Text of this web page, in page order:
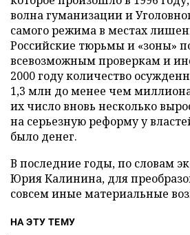
волна гуманизации и
самого режима в местах
Российские тюрьмы и «зоны»
всевозможным проверкам и
2000 году количество
1,3 млн до менее чем
их число вновь несколько
на серьезную реформу у
было денег.
В последние годы, по словам
Юрия Калинина, для
совсем иные материальные
НА ЭТУ ТЕМУ